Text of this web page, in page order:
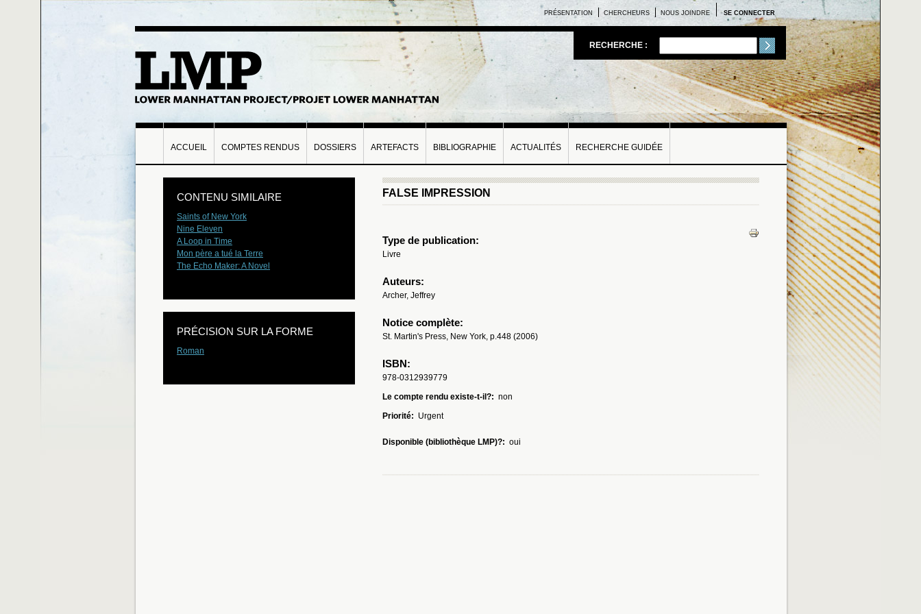
SE CONNECTER
PRÉSENTATION CHERCHEURS NOUS JOINDRE
RECHERCHE :
ACCUEIL COMPTES RENDUS DOSSIERS ARTEFACTS BIBLIOGRAPHIE ACTUALITÉS RECHERCHE GUIDÉE
FALSE IMPRESSION
Type de publication:
Livre
Auteurs:
Archer, Jeffrey
Notice complète:
St. Martin's Press, New York, p.448 (2006)
ISBN:
978-0312939779
Le compte rendu existe-t-il?: non
Priorité: Urgent
Disponible (bibliothèque LMP)?: oui
CONTENU SIMILAIRE
Saints of New York
Nine Eleven
A Loop in Time
Mon père a tué la Terre
The Echo Maker: A Novel
PRÉCISION SUR LA FORME
Roman